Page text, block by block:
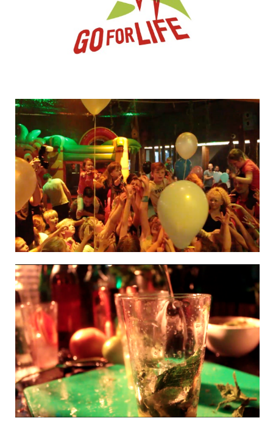
Logo Go For Life
Promo Welpenfestijn
Promo Vossenjacht